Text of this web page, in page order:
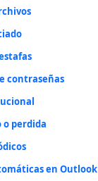
contraseñas
o perdida
en Outlook